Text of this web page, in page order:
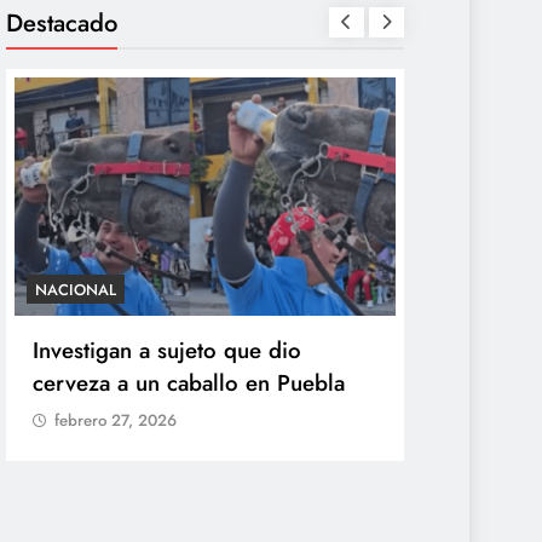
Destacado
NACIONAL
Investigan a sujeto que dio
cerveza a un caballo en Puebla
febrero 27, 2026